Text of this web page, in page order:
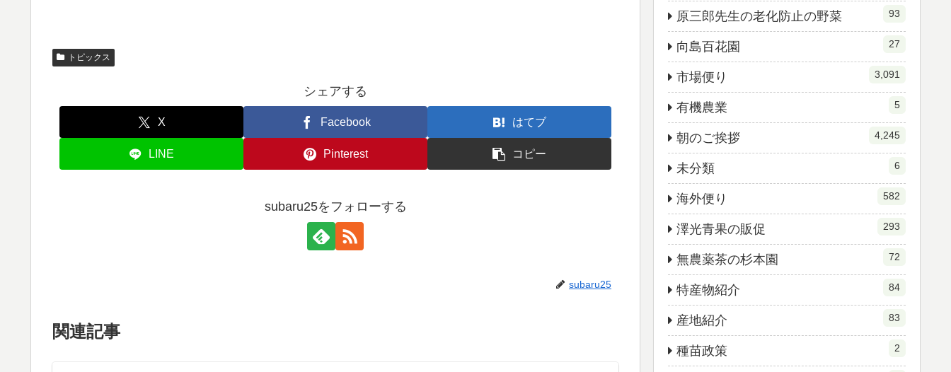
トピックス
シェアする
X Facebook はてブ
LINE Pinterest コピー
subaru25をフォローする
subaru25
関連記事
原三郎先生の老化防止の野菜 93
向島百花園 27
市場便り 3,091
有機農業 5
朝のご挨拶 4,245
未分類 6
海外便り 582
澤光青果の販促 293
無農薬茶の杉本園 72
特産物紹介 84
産地紹介 83
種苗政策 2